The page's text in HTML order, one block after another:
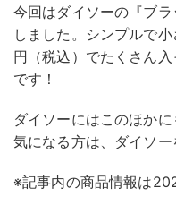
今回はダイソーの『ブ
しました。シンプルで
円（税込）でたくさん
です！
ダイソーにはこのほかに
気になる方は、ダイソー
※記事内の商品情報は